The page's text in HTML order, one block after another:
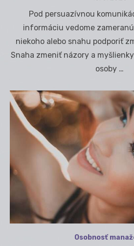
Pod persuazívnou
informáciu vedome
niekoho alebo snahu podporiť
Snaha zmeniť názory a
osoby …
Osobnosť